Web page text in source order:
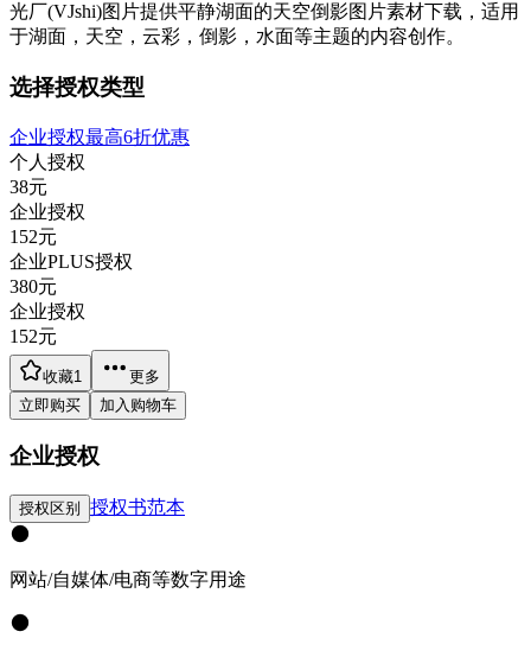
光厂(VJshi)图片提供平静湖面的天空倒影图片素材下载，适用
于湖面，天空，云彩，倒影，水面等主题的内容创作。
选择授权类型
企业授权最高6折优惠
个人授权
38元
企业授权
152元
企业PLUS授权
380元
企业授权
152元
收藏1
更多
立即购买
加入购物车
企业授权
授权区别 授权书范本
网站/自媒体/电商等数字用途